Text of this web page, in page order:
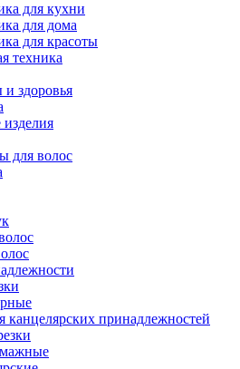
для кухни
для дома
для красоты
техника
и здоровья
для волос
канцелярских принадлежностей